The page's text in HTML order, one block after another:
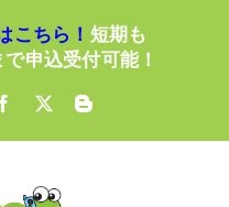
こちら！ 短期も
申込受付可能！
Facebook
X Blogger